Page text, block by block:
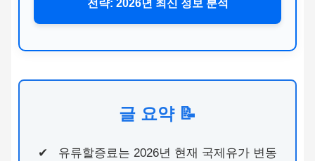
전략: 2026년 최신 정보 분석
글 요약 📝
유류할증료는 2026년 현재 국제유가 변동